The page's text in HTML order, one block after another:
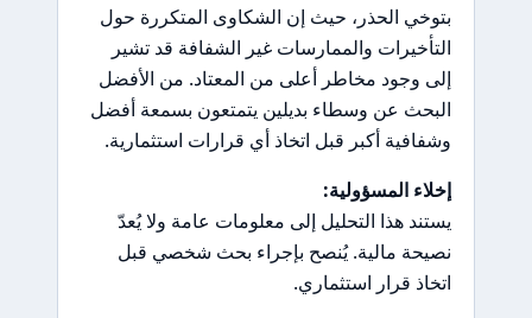
بتوخي الحذر، حيث إن الشكاوى المتكررة حول
التأخيرات والممارسات غير الشفافة قد تشير
إلى وجود مخاطر أعلى من المعتاد. من الأفضل
البحث عن وسطاء بديلين يتمتعون بسمعة أفضل
وشفافية أكبر قبل اتخاذ أي قرارات استثمارية.
إخلاء المسؤولية:
يستند هذا التحليل إلى معلومات عامة ولا يُعدّ
نصيحة مالية. يُنصح بإجراء بحث شخصي قبل
اتخاذ قرار استثماري.